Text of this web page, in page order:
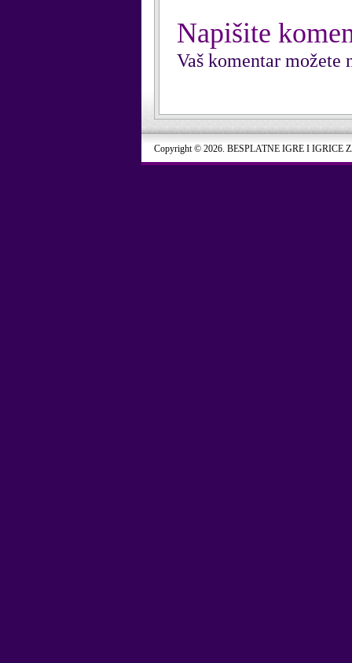
Napišite
Vaš komentar možete
Copyright © 2026. BESPLATNE IGRE I IGRICE